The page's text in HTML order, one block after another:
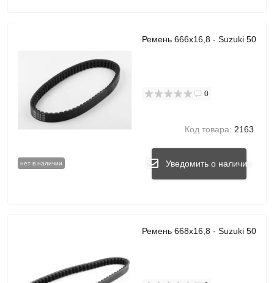
нет в наличии
Ремень 666x16,8 - Suzuki 50
0
Код товара: 2163
Уведомить о наличии
Ремень 668x16,8 - Suzuki 50